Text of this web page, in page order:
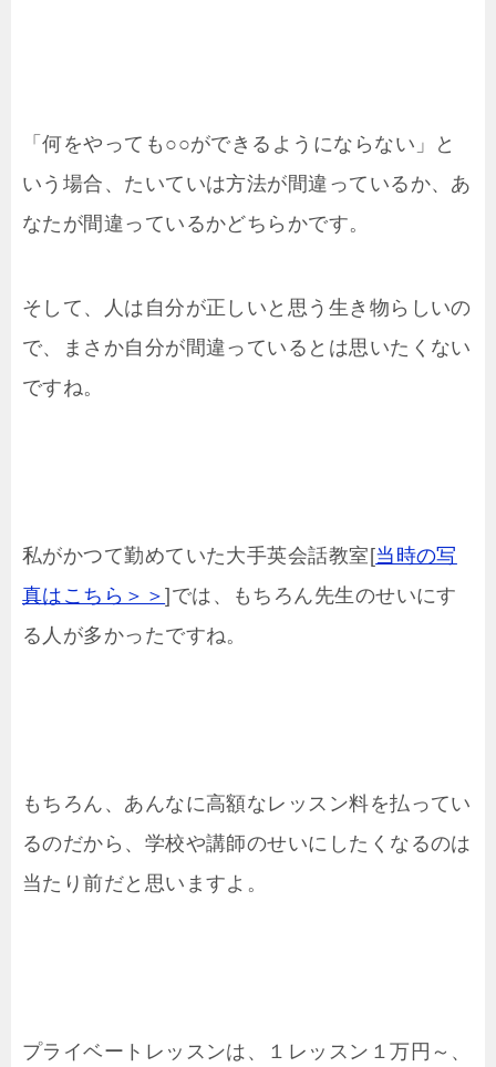
「何をやっても○○ができるようにならない」と
いう場合、たいていは方法が間違っているか、あ
なたが間違っているかどちらかです。
そして、人は自分が正しいと思う生き物らしいの
で、まさか自分が間違っているとは思いたくない
ですね。
私がかつて勤めていた大手英会話教室[当時の写
真はこちら＞＞]では、もちろん先生のせいにす
る人が多かったですね。
もちろん、あんなに高額なレッスン料を払ってい
るのだから、学校や講師のせいにしたくなるのは
当たり前だと思いますよ。
プライベートレッスンは、１レッスン１万円～、